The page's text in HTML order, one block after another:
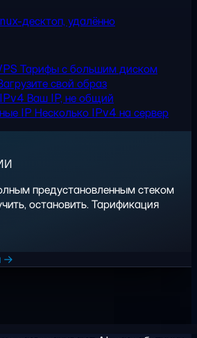
десктоп, удалённо
Тарифы с большим диском
свой образ
Ваш IP, не общий
IP Несколько IPv4 на сервер
предустановленным стеком
остановить. Тарификация
→